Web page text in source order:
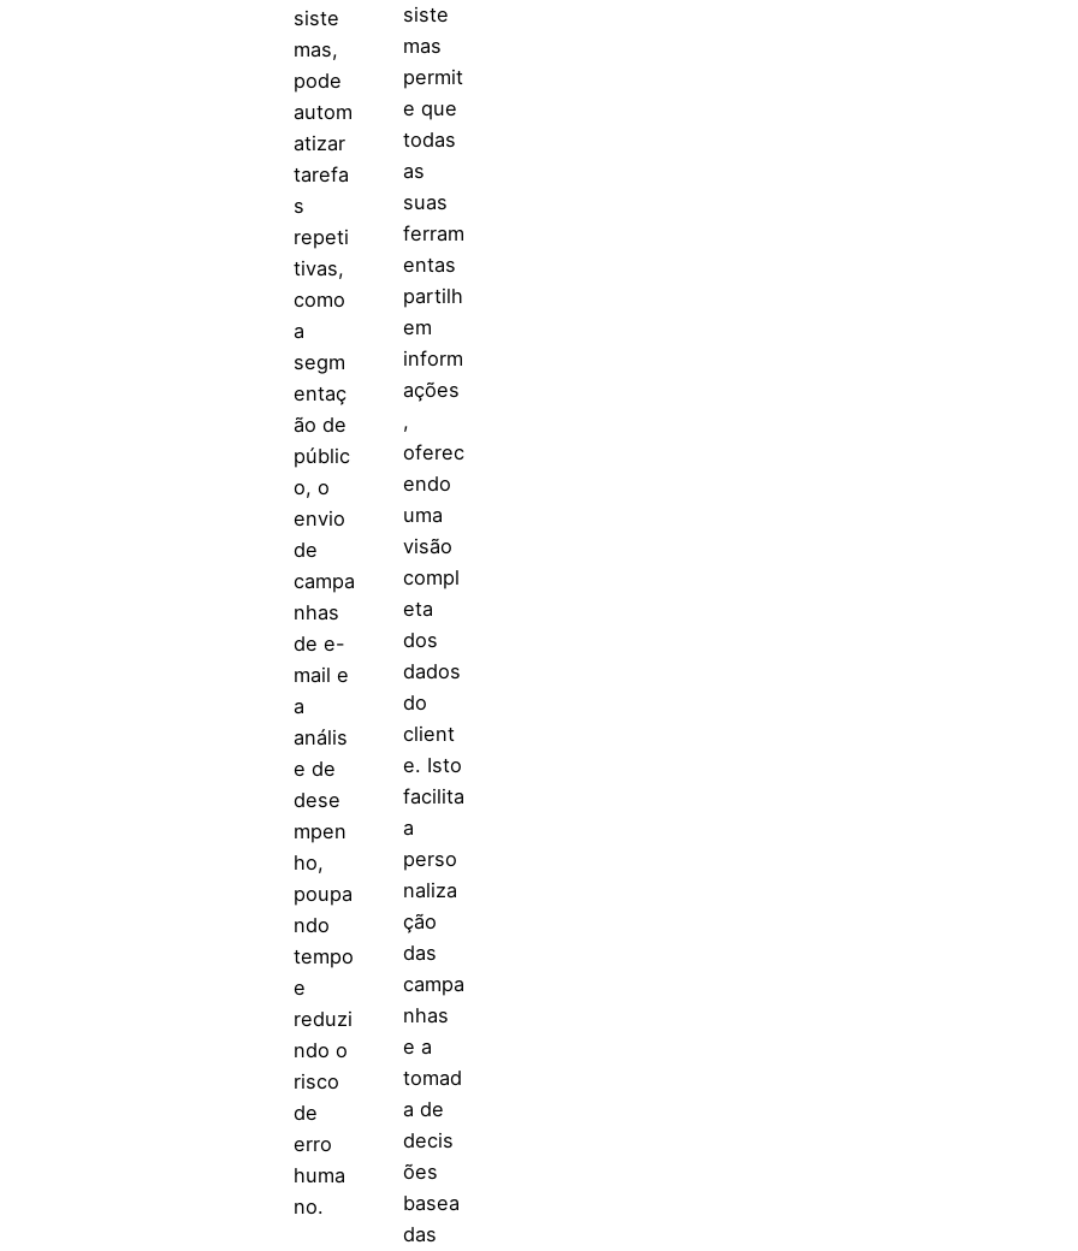
siste
mas,
pode
autom
atizar
tarefa
s
repeti
tivas,
como
a
segm
entaç
ão de
públic
o, o
envio
de
campa
nhas
de e-
mail e
a
anális
e de
dese
mpen
ho,
poupa
ndo
tempo
e
reduzi
ndo o
risco
de
erro
huma
no.
siste
mas
permit
e que
todas
as
suas
ferram
entas
partilh
em
inform
ações
,
oferec
endo
uma
visão
compl
eta
dos
dados
do
client
e. Isto
facilita
a
perso
naliza
ção
das
campa
nhas
e a
tomad
a de
decis
ões
basea
das